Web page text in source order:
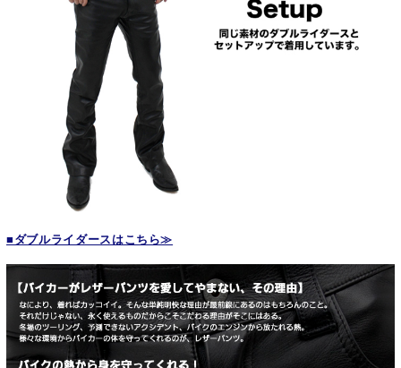
■ダブルライダースはこちら≫